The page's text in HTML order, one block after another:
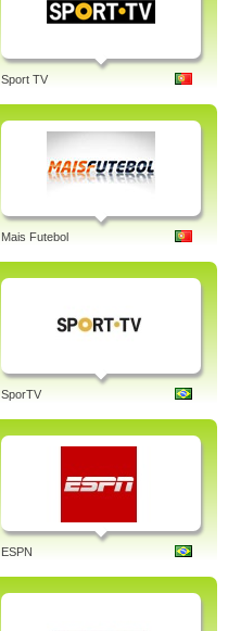
Sport TV
Mais Futebol
SporTV
ESPN